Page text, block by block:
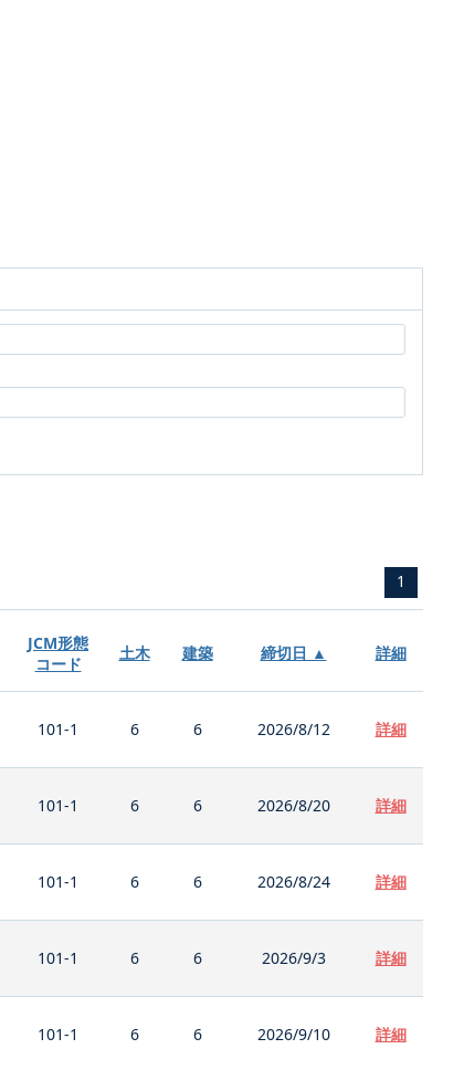
1
JCM形態
コード
土木 建築 締切日 ▲ 詳細
101-1 6 6 2026/8/12 詳細
101-1 6 6 2026/8/20 詳細
101-1 6 6 2026/8/24 詳細
101-1 6 6 2026/9/3 詳細
101-1 6 6 2026/9/10 詳細